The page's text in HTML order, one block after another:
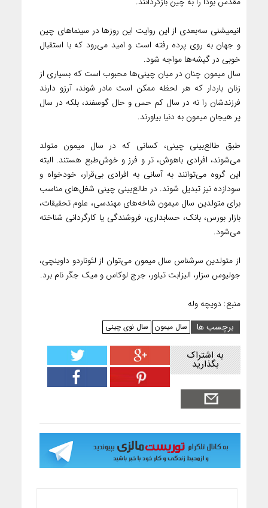
انیمیشنی سه‌بعدی از این روایت این روزها در سینماهای چین
و جهان به روی پرده رفته است و امید می‌رود که با استقبال
خوبی در گیشه‌ها مواجه شود.
سال میمون چنان در میان چینی‌ها محبوب است که بسیاری از
زنان باردار که هر لحظه ممکن است مادر شوند، آرزو دارند
فرزندشان را نه در سال کم حس و حال گوسفند، ‌بلکه در سال
پر هیجان میمون به دنیا بیاورند.
طبق طالع‌بینی چینی، کسانی که در سال میمون متولد
می‌شوند، افرادی باهوش، تر و فرز و خوش‌طبع هستند. البته
این گروه می‌توانند به آسانی به افرادی بی‌قرار، خودخواه و
سودازده نیز تبدیل شوند. در طالع‌بینی چینی شغل‌های مناسب
برای متولدین سال میمون شاخه‌های مهندسی، علوم تحقیقات،
بازار بورس، بانک، حسابداری، فروشندگی یا کارگردانی شناخته
می‌شود.
از متولدین سرشناس سال میمون می‌توان از لئوناردو داوینچی،
جولیوس سزار، الیزابت تیلور، جرج لوکاس و میک جگر نام برد.
منبع: دویچه وله
برچسب ها
سال میمون سال نوی چینی
به اشتراک
بگذارید